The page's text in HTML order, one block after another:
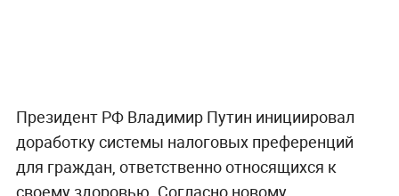
Президент РФ Владимир Путин инициировал
доработку системы налоговых преференций
для граждан, ответственно относящихся к
своему здоровью. Согласно новому